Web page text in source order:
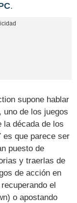
.
supone hablar
uno de los juegos
la década de los
es que parece ser
puesto de
y traerlas de
de acción en
el
o apostando